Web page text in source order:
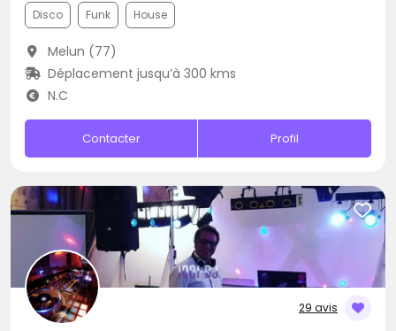
Disco Funk House
Melun (77)
Déplacement jusqu’à 300 kms
N.C
Contacter Profil
29 avis